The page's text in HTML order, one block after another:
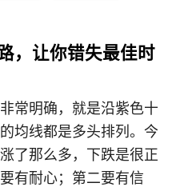
，让你错失最佳时
常明确，就是沿紫色十
均线都是多头排列。今
了那么多，下跌是很正
有耐心；第二要有信